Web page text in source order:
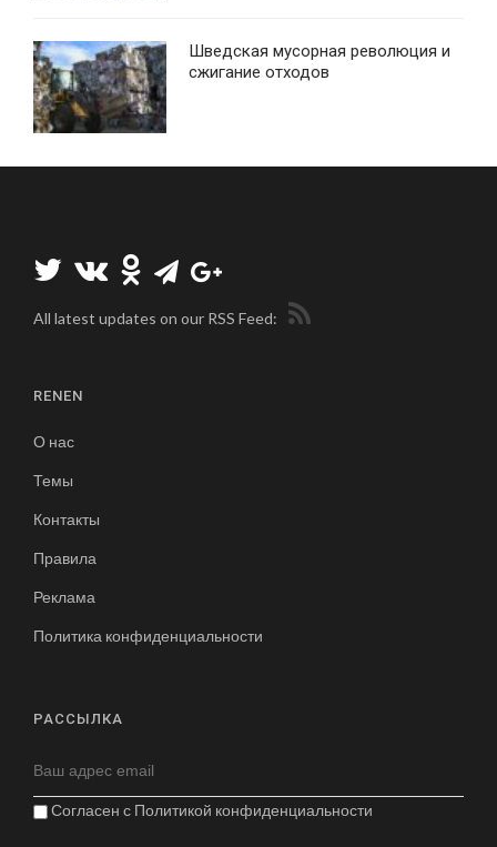
Шведская мусорная революция и
сжигание отходов
All latest updates on our RSS Feed:
RENEN
О нас
Темы
Контакты
Правила
Реклама
Политика конфиденциальности
РАССЫЛКА
Согласен с Политикой конфиденциальности